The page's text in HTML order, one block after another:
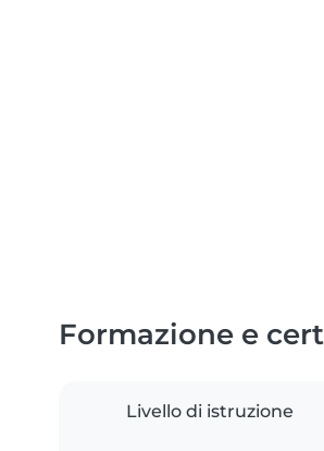
Formazione e
Livello di istruzione